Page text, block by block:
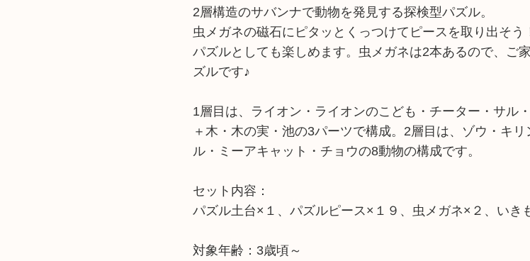
2層構造のサバンナで動物を発見する探検型パズル。
虫メガネの磁石にピタッとくっつけてピースを取り出そ
パズルとしても楽しめます。虫メガネは2本あるので、ご
ズルです♪
1層目は、ライオン・ライオンのこども・チーター・サル
＋木・木の実・池の3パーツで構成。2層目は、ゾウ・キ
ル・ミーアキャット・チョウの8動物の構成です。
セット内容：
パズル土台×１、パズルピース×１９、虫メガネ×２、いき
対象年齢：3歳頃～